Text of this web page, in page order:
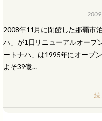
2008年11月に閉館した那覇市
ハ」が1日リニューアルオープ
ートナハ」は1995年にオープ
よそ39億…
続